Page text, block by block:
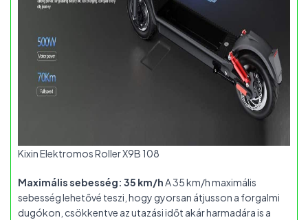
Kixin Elektromos Roller X9B 108
Maximális sebesség: 35 km/hA 35 km/h maximális
sebesség lehetővé teszi, hogy gyorsan átjusson a forgalmi
dugókon, csökkentve az utazási időt akár harmadára is a